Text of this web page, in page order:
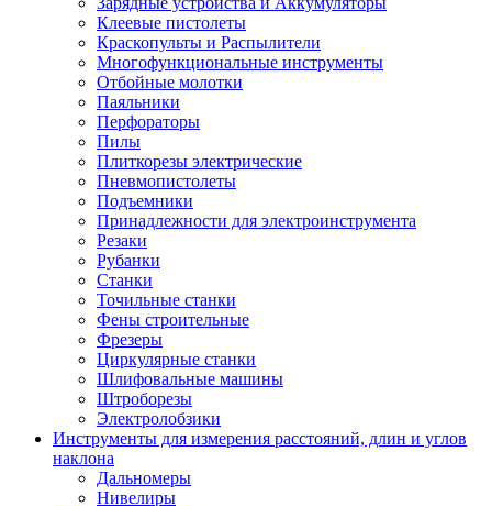
Клеевые пистолеты
Краскопульты и Распылители
Многофункциональные инструменты
Отбойные молотки
Паяльники
Перфораторы
Пилы
Плиткорезы электрические
Пневмопистолеты
Подъемники
Принадлежности для электроинструмента
Резаки
Рубанки
Станки
Точильные станки
Фены строительные
Фрезеры
Циркулярные станки
Шлифовальные машины
Штроборезы
Электролобзики
Инструменты для измерения расстояний, длин и углов
наклона
Дальномеры
Нивелиры